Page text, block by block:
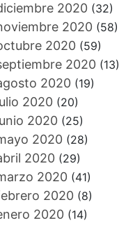
2020(32)
2020(58)
2020(59)
2020(13)
2020(19)
2020(20)
2020(25)
2020(28)
2020(29)
2020(41)
2020(8)
2020(14)